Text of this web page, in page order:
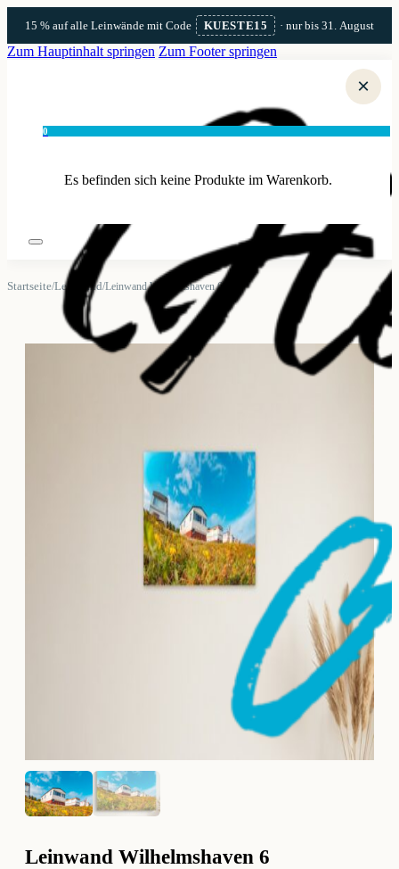
15 % auf alle Leinwände mit Code KUESTE15 · nur bis 31. August
Zum Hauptinhalt springen Zum Footer springen
0
Es befinden sich keine Produkte im Warenkorb.
×
Startseite/Leinwand/Leinwand Wilhelmshaven 6
Leinwand Wilhelmshaven 6